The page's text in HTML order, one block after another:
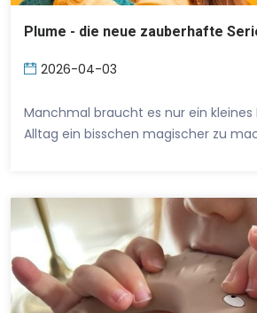
Plume - die neue zauberhafte
2026-04-03
Manchmal braucht es nur ein kleines
Alltag ein bisschen magischer zu